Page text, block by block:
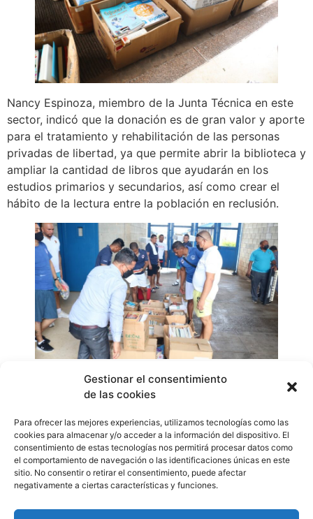
Gestionar el consentimiento
de las cookies
Para ofrecer las mejores experiencias, utilizamos tecnologías como las
cookies para almacenar y/o acceder a la información del dispositivo. El
consentimiento de estas tecnologías nos permitirá procesar datos como
el comportamiento de navegación o las identificaciones únicas en este
sitio. No consentir o retirar el consentimiento, puede afectar
negativamente a ciertas características y funciones.
Nancy Espinoza, miembro de la Junta Técnica en este
sector, indicó que la donación es de gran valor y aporte
para el tratamiento y rehabilitación de las personas
privadas de libertad, ya que permite abrir la biblioteca y
ampliar la cantidad de libros que ayudarán en los
estudios primarios y secundarios, así como crear el
hábito de la lectura entre la población en reclusión.
Por parte de las Asambleas de Dios, la pastora Gaida
Rangel, señaló que entregaron 600 libros de literatura
manila, cartoncillos, entre otros, para que los privados
de libertad estudien, adquieran conocimiento y
sabiduría.
WhatsApp
Compartir